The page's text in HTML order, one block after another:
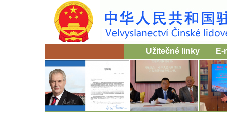
Užitečné linky E-